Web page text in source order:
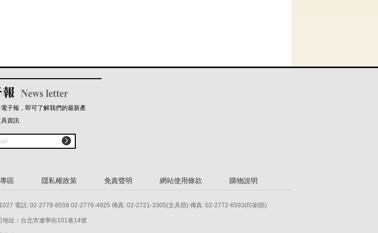
子報，即可了解我們的最新產
資訊

區 隱私權政策 免責聲明 網站使用條款 購物說明
電話: 02-2778-8558 02-2776-4925 傳真: 02-2721-3305(文具部) 傳真: 02-2772-6593(印刷部)
地址：台北市遼寧街101巷14號